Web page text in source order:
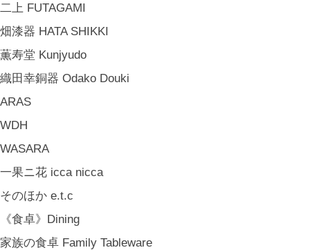
二上 FUTAGAMI
畑漆器 HATA SHIKKI
薫寿堂 Kunjyudo
織田幸銅器 Odako Douki
ARAS
WDH
WASARA
一果ニ花 icca nicca
そのほか e.t.c
《食卓》Dining
家族の食卓 Family Tableware